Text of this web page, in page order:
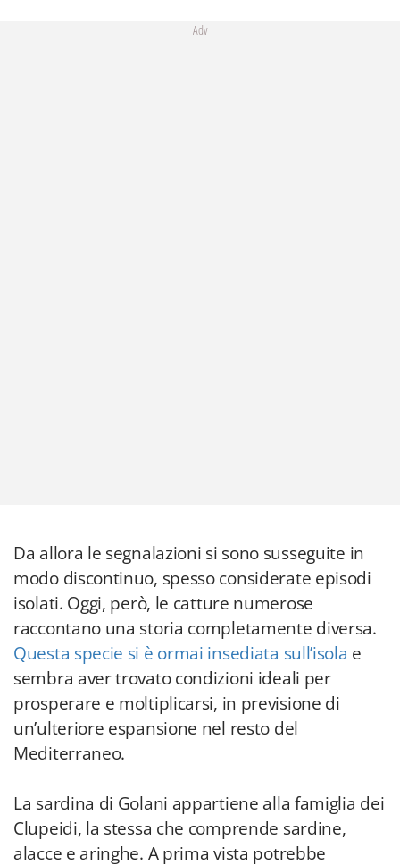
Adv
Da allora le segnalazioni si sono susseguite in
modo discontinuo, spesso considerate episodi
isolati. Oggi, però, le catture numerose
raccontano una storia completamente diversa.
Questa specie si è ormai insediata sull’isola e
sembra aver trovato condizioni ideali per
prosperare e moltiplicarsi, in previsione di
un’ulteriore espansione nel resto del
Mediterraneo.
La sardina di Golani appartiene alla famiglia dei
Clupeidi, la stessa che comprende sardine,
alacce e aringhe. A prima vista potrebbe